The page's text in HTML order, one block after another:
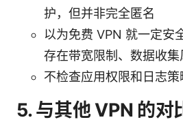
护，但并非完全匿名
以为免费 VPN 就一定安
存在带宽限制、数据收集
不检查应用权限和日志策
5. 与其他 VPN 的对